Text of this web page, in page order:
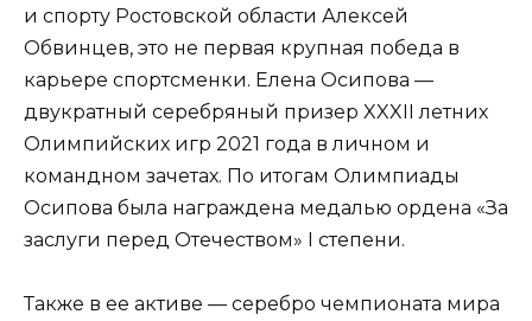
и спорту Ростовской области Алексей
Обвинцев, это не первая крупная победа в
карьере спортсменки. Елена Осипова —
двукратный серебряный призер XXXII летних
Олимпийских игр 2021 года в личном и
командном зачетах. По итогам Олимпиады
Осипова была награждена медалью ордена «За
заслуги перед Отечеством» I степени.
Также в ее активе — серебро чемпионата мира